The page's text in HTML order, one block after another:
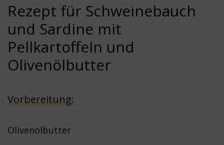
Rezept für Schweinebauch
und Sardine mit
Pellkartoffeln und
Olivenölbutter
Vorbereitung:
Olivenölbutter